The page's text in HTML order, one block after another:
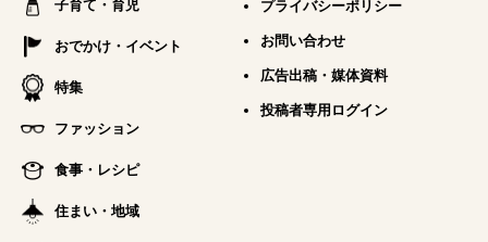
子育て・育児
おでかけ・イベント
特集
ファッション
食事・レシピ
住まい・地域
プライバシーポリシー
お問い合わせ
広告出稿・媒体資料
投稿者専用ログイン